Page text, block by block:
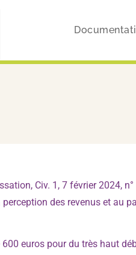
Civ. 1, 7 février 2024,
des revenus et au
600 euros pour du très haut